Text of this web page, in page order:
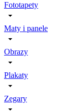
Fototapety
Maty i panele
Obrazy
Plakaty
Zegary